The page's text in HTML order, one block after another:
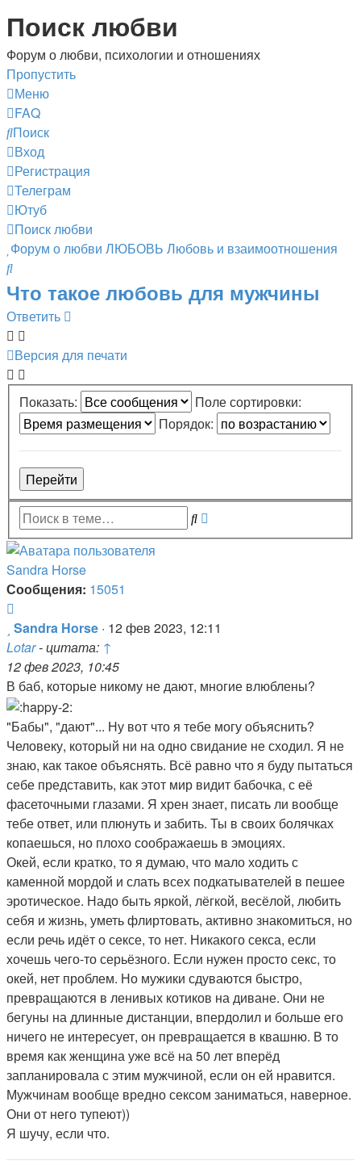
Поиск любви
Форум о любви, психологии и отношениях
Пропустить
Меню
FAQ
Поиск
Вход
Регистрация
Телеграм
Ютуб
Поиск любви
Форум о любви ЛЮБОВЬ Любовь и взаимоотношения
Поиск
Что такое любовь для мужчины
Ответить
Версия для печати
Показать:
Поле сортировки:
Порядок:
Поиск
поиск
Sandra Horse
Сообщения: 15051
Сообщение
Sandra Horse · 12 фев 2023, 12:11
Lotar- цитата: ↑
12 фев 2023, 10:45
В баб, которые никому не дают, многие влюблены?
"Бабы", "дают"... Ну вот что я тебе могу объяснить?
Человеку, который ни на одно свидание не сходил. Я не
знаю, как такое объяснять. Всё равно что я буду пытаться
себе представить, как этот мир видит бабочка, с её
фасеточными глазами. Я хрен знает, писать ли вообще
тебе ответ, или плюнуть и забить. Ты в своих болячках
копаешься, но плохо соображаешь в эмоциях.
Окей, если кратко, то я думаю, что мало ходить с
каменной мордой и слать всех подкатывателей в пешее
эротическое. Надо быть яркой, лёгкой, весёлой, любить
себя и жизнь, уметь флиртовать, активно знакомиться, но
если речь идёт о сексе, то нет. Никакого секса, если
хочешь чего-то серьёзного. Если нужен просто секс, то
окей, нет проблем. Но мужики сдуваются быстро,
превращаются в ленивых котиков на диване. Они не
бегуны на длинные дистанции, впердолил и больше его
ничего не интересует, он превращается в квашню. В то
время как женщина уже всё на 50 лет вперёд
запланировала с этим мужчиной, если он ей нравится.
Мужчинам вообще вредно сексом заниматься, наверное.
Они от него тупеют))
Я шучу, если что.